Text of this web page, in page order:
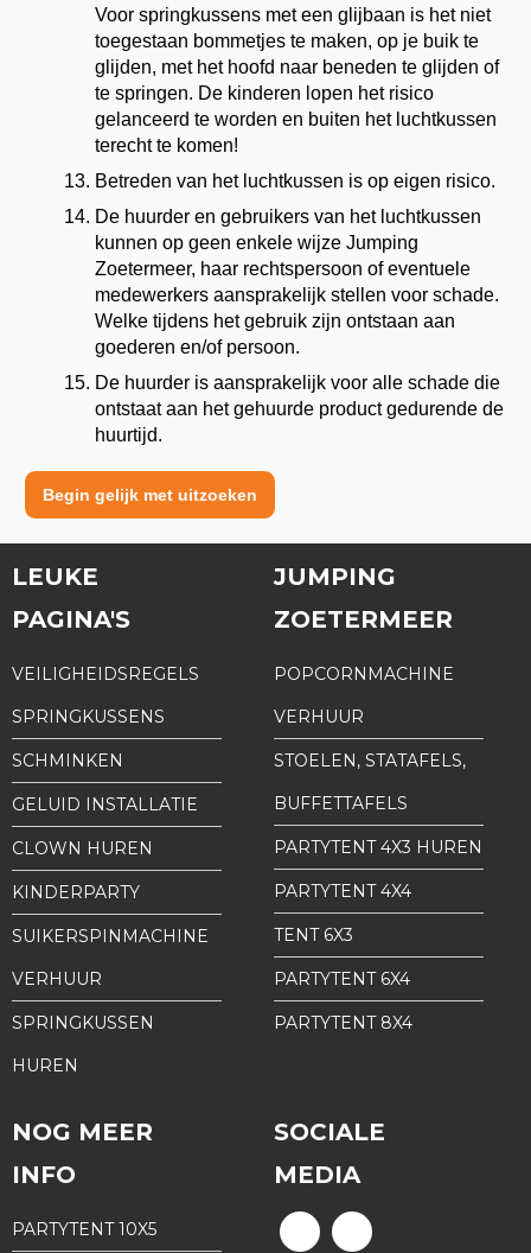
Voor springkussens met een glijbaan is het niet
toegestaan bommetjes te maken, op je buik te
glijden, met het hoofd naar beneden te glijden of
te springen. De kinderen lopen het risico
gelanceerd te worden en buiten het luchtkussen
terecht te komen!
Betreden van het luchtkussen is op eigen risico.
De huurder en gebruikers van het luchtkussen
kunnen op geen enkele wijze Jumping
Zoetermeer, haar rechtspersoon of eventuele
medewerkers aansprakelijk stellen voor schade.
Welke tijdens het gebruik zijn ontstaan aan
goederen en/of persoon.
De huurder is aansprakelijk voor alle schade die
ontstaat aan het gehuurde product gedurende de
huurtijd.
Begin gelijk met uitzoeken
LEUKE
PAGINA'S
VEILIGHEIDSREGELS
SPRINGKUSSENS
SCHMINKEN
GELUID INSTALLATIE
CLOWN HUREN
KINDERPARTY
SUIKERSPINMACHINE
VERHUUR
SPRINGKUSSEN
HUREN
JUMPING
ZOETERMEER
POPCORNMACHINE
VERHUUR
STOELEN, STATAFELS,
BUFFETTAFELS
PARTYTENT 4X3 HUREN
PARTYTENT 4X4
TENT 6X3
PARTYTENT 6X4
PARTYTENT 8X4
NOG MEER
INFO
PARTYTENT 10X5
SOCIALE
MEDIA